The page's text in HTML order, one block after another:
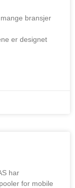
bransjer
er designet
har
for mobile